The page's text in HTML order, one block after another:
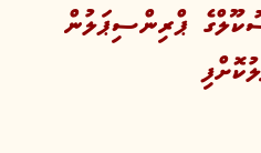
ޕްރިންސިޕަލުން